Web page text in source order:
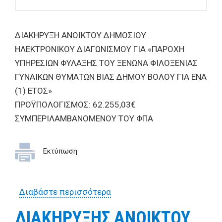
ΔΙΑΚΗΡΥΞΗ ΑΝΟΙΚΤΟΥ ΔΗΜΟΣΙΟΥ
ΗΛΕΚΤΡΟΝΙΚΟΥ ΔΙΑΓΩΝΙΣΜΟΥ ΓΙΑ «ΠΑΡΟΧΗ
ΥΠΗΡΕΣΙΩΝ ΦΥΛΑΞΗΣ ΤΟΥ ΞΕΝΩΝΑ ΦΙΛΟΞΕΝΙΑΣ
ΓΥΝΑΙΚΩΝ ΘΥΜΑΤΩΝ ΒΙΑΣ ΔΗΜΟΥ ΒΟΛΟΥ ΓΙΑ ΕΝΑ
(1) ΕΤΟΣ»
ΠΡΟΫΠΟΛΟΓΙΣΜΟΣ: 62.255,03€
ΣΥΜΠΕΡΙΛΑΜΒΑΝΟΜΕΝΟΥ ΤΟΥ ΦΠΑ
Εκτύπωση
Διαβάστε περισσότεραγια ΔΙΑΚΗΡΥΞΗ ΑΝΟΙΚΤΟΥ
ΔΙΑΓΩΝΙΣΜΟΥ ΓΙΑ «ΠΑΡΟΧΗ